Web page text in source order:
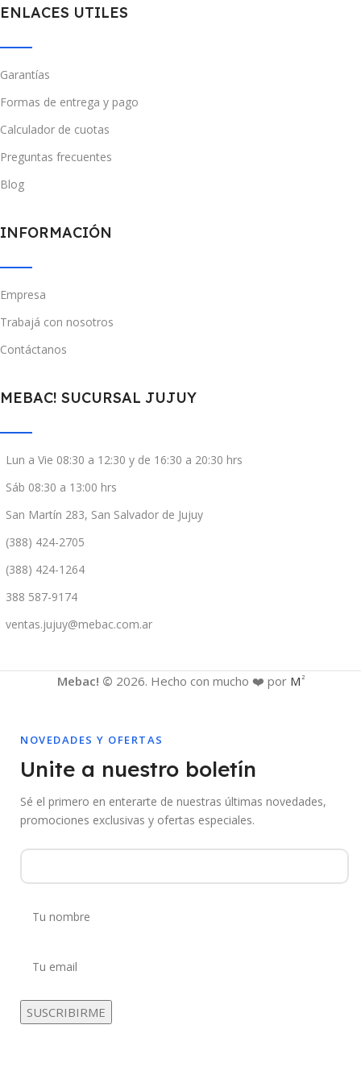
ENLACES UTILES
Garantías
Formas de entrega y pago
Calculador de cuotas
Preguntas frecuentes
Blog
INFORMACIÓN
Empresa
Trabajá con nosotros
Contáctanos
MEBAC! SUCURSAL JUJUY
Lun a Vie 08:30 a 12:30 y de 16:30 a 20:30 hrs
Sáb 08:30 a 13:00 hrs
San Martín 283, San Salvador de Jujuy
(388) 424-2705
(388) 424-1264
388 587-9174
ventas.jujuy@mebac.com.ar
Mebac! © 2026. Hecho con mucho ❤️ por M 2
NOVEDADES Y OFERTAS
Unite a nuestro boletín
Sé el primero en enterarte de nuestras últimas novedades,
promociones exclusivas y ofertas especiales.